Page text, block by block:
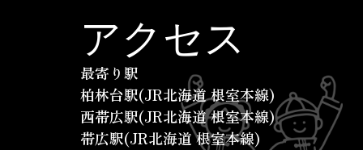
アクセス
最寄り駅
柏林台駅(JR北海道 根室本線)
西帯広駅(JR北海道 根室本線)
帯広駅(JR北海道 根室本線)